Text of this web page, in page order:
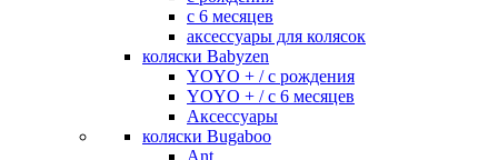
c 6 месяцев
аксессуары для колясок
коляски Babyzen
YOYO + / с рождения
YOYO + / с 6 месяцев
Аксессуары
коляски Bugaboo
Ant